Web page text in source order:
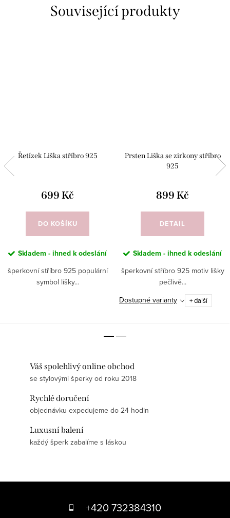
Související produkty
Řetízek Liška stříbro 925
699 Kč
DO KOŠÍKU
Skladem - ihned k odeslání
šperkovní stříbro 925 populární
symbol lišky...
Prsten Liška se zirkony stříbro
925
899 Kč
DETAIL
Skladem - ihned k odeslání
šperkovní stříbro 925 motiv lišky
pečlivě...
Dostupné varianty
+ další
Váš spolehlivý online obchod
se stylovými šperky od roku 2018
Rychlé doručení
objednávku expedujeme do 24 hodin
Luxusní balení
každý šperk zabalíme s láskou
+420 732384310